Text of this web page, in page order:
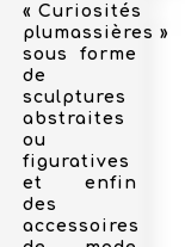
« Curiosités
plumassières »
sous forme
de
sculptures
abstraites
ou
figuratives
et enfin
des
accessoires